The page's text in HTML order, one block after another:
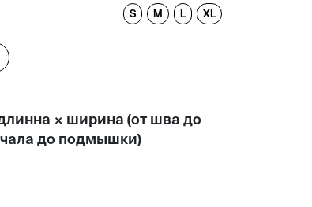
XL
L
M
S
× ширина (от шва до
до подмышки)